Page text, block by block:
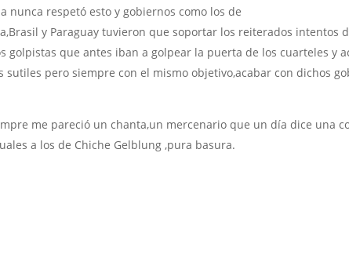
nunca respetó esto y gobiernos como los de
y Paraguay tuvieron que soportar los reiterados intentos
golpistas que antes iban a golpear la puerta de los cuarteles y
pero siempre con el mismo objetivo,acabar con dichos
me pareció un chanta,un mercenario que un día dice una
a los de Chiche Gelblung ,pura basura.